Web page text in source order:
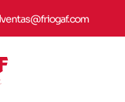
ventas@friogaf.com